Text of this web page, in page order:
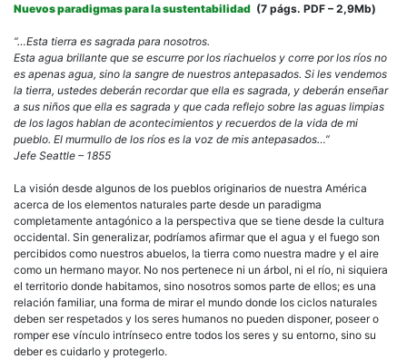
Nuevos paradigmas para la sustentabilidad (7 págs. PDF – 2,9Mb)
“…Esta tierra es sagrada para nosotros.
Esta agua brillante que se escurre por los riachuelos y corre por los ríos no
es apenas agua, sino la sangre de nuestros antepasados. Si les vendemos
la tierra, ustedes deberán recordar que ella es sagrada, y deberán enseñar
a sus niños que ella es sagrada y que cada reflejo sobre las aguas limpias
de los lagos hablan de acontecimientos y recuerdos de la vida de mi
pueblo. El murmullo de los ríos es la voz de mis antepasados…”
Jefe Seattle – 1855
La visión desde algunos de los pueblos originarios de nuestra América
acerca de los elementos naturales parte desde un paradigma
completamente antagónico a la perspectiva que se tiene desde la cultura
occidental. Sin generalizar, podríamos afirmar que el agua y el fuego son
percibidos como nuestros abuelos, la tierra como nuestra madre y el aire
como un hermano mayor. No nos pertenece ni un árbol, ni el río, ni siquiera
el territorio donde habitamos, sino nosotros somos parte de ellos; es una
relación familiar, una forma de mirar el mundo donde los ciclos naturales
deben ser respetados y los seres humanos no pueden disponer, poseer o
romper ese vínculo intrínseco entre todos los seres y su entorno, sino su
deber es cuidarlo y protegerlo.